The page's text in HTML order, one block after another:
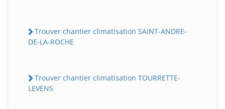
Trouver chantier climatisation SAINT-ANDRE-
DE-LA-ROCHE
Trouver chantier climatisation TOURRETTE-
LEVENS